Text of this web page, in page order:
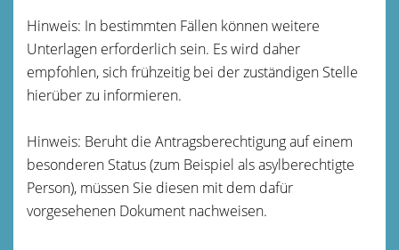
Hinweis: In bestimmten Fällen können weitere
Unterlagen erforderlich sein. Es wird daher
empfohlen, sich frühzeitig bei der zuständigen Stelle
hierüber zu informieren.
Hinweis: Beruht die Antragsberechtigung auf einem
besonderen Status (zum Beispiel als asylberechtigte
Person), müssen Sie diesen mit dem dafür
vorgesehenen Dokument nachweisen.